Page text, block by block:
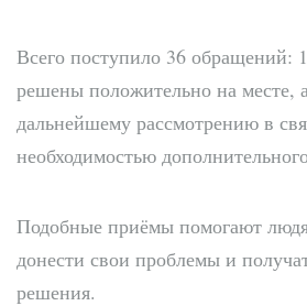
Всего поступило 36 обращений:
решены положительно на месте,
дальнейшему рассмотрению в
необходимостью
Подобные приёмы помогают
донести свои проблемы и
решения.